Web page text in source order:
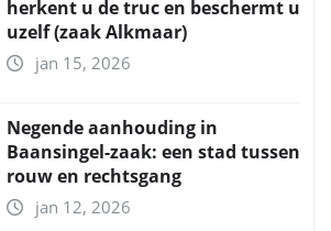
herkent u de truc en beschermt u
uzelf (zaak Alkmaar)
jan 15, 2026
Negende aanhouding in
Baansingel-zaak: een stad tussen
rouw en rechtsgang
jan 12, 2026